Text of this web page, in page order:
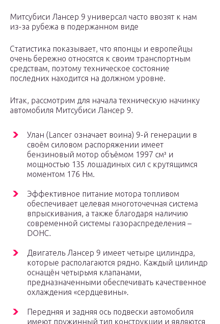
Митсубиси Лансер 9 универсал часто ввозят к нам
из-за рубежа в подержанном виде
Статистика показывает, что японцы и европейцы
очень бережно относятся к своим транспортным
средствам, поэтому техническое состояние
последних находится на должном уровне.
Итак, рассмотрим для начала техническую начинку
автомобиля Митсубиси Лансер 9.
Улан (Lancer означает воина) 9-й генерации в
своём силовом распоряжении имеет
бензиновый мотор объёмом 1997 см³ и
мощностью 135 лошадиных сил с крутящимся
моментом 176 Нм.
Эффективное питание мотора топливом
обеспечивает целевая многоточечная система
впрыскивания, а также благодаря наличию
современной системы газораспределения –
DOHC.
Двигатель Лансер 9 имеет четыре цилиндра,
которые располагаются рядно. Каждый цилиндр
оснащён четырьмя клапанами,
предназначенными обеспечивать качественное
охлаждения «сердцевины».
Передняя и задняя ось подвески автомобиля
имеют пружинный тип конструкции и являются